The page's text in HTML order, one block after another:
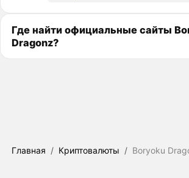
Где найти официальные сайты
Dragonz?
Главная / Криптовалюты / Boryoku